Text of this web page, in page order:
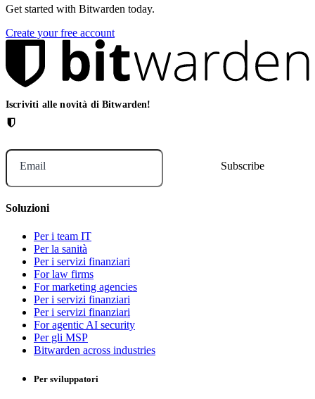
Get started with Bitwarden today.
Create your free account
Iscriviti alle novità di Bitwarden!
Email
Soluzioni
Per i team IT
Per la sanità
Per i servizi finanziari
For law firms
For marketing agencies
Per i servizi finanziari
Per i servizi finanziari
For agentic AI security
Per gli MSP
Bitwarden across industries
Per sviluppatori